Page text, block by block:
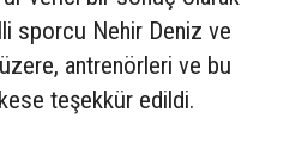
sporcu Nehir Deniz ve
antrenörleri ve bu
teşekkür edildi.